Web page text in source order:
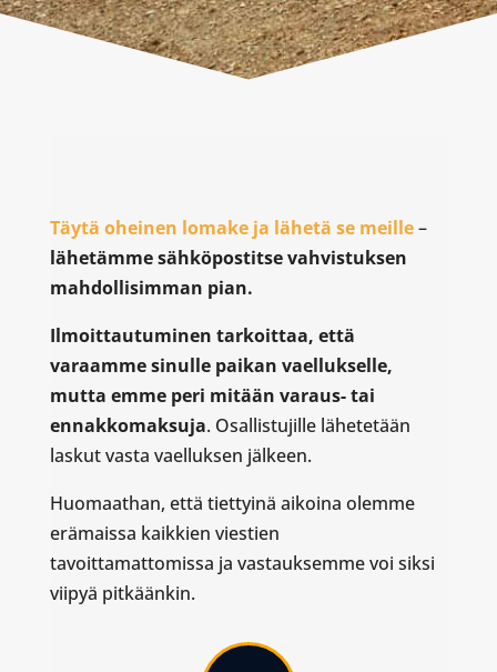
Täytä oheinen lomake ja lähetä se meille–
lähetämme sähköpostitse vahvistuksen
mahdollisimman pian.
Ilmoittautuminen tarkoittaa, että
varaamme sinulle paikan vaellukselle,
mutta emme peri mitään varaus- tai
ennakkomaksuja. Osallistujille lähetetään
laskut vasta vaelluksen jälkeen.
Huomaathan, että tiettyinä aikoina olemme
erämaissa kaikkien viestien
tavoittamattomissa ja vastauksemme voi siksi
viipyä pitkäänkin.